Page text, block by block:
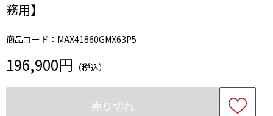
務用】
商品コード：MAX41860GMX63P5
196,900円 （税込）
売り切れ